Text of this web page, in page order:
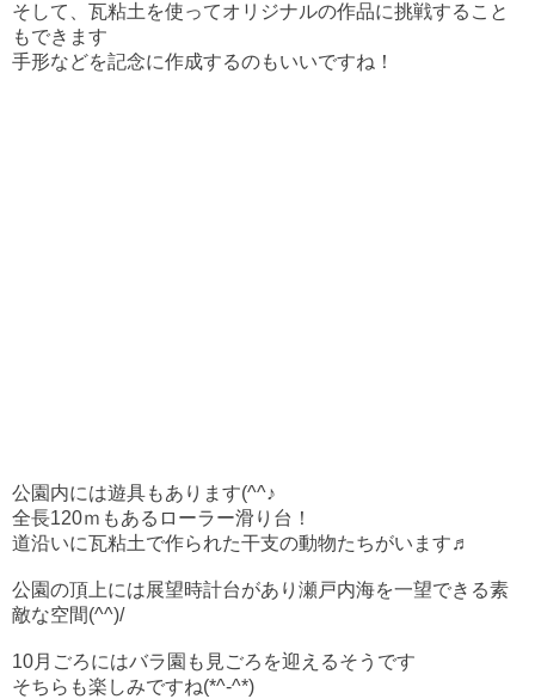
そして、瓦粘土を使ってオリジナルの作品に挑戦すること
もできます
手形などを記念に作成するのもいいですね！
公園内には遊具もあります(^^♪
全長120ｍもあるローラー滑り台！
道沿いに瓦粘土で作られた干支の動物たちがいます♬
公園の頂上には展望時計台があり瀬戸内海を一望できる素
敵な空間(^^)/
10月ごろにはバラ園も見ごろを迎えるそうです
そちらも楽しみですね(*^-^*)